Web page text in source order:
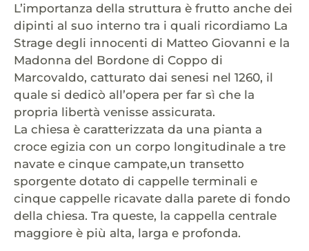
L’importanza della struttura è frutto anche dei
dipinti al suo interno tra i quali ricordiamo La
Strage degli innocenti di Matteo Giovanni e la
Madonna del Bordone di Coppo di
Marcovaldo, catturato dai senesi nel 1260, il
quale si dedicò all’opera per far sì che la
propria libertà venisse assicurata.
La chiesa è caratterizzata da una pianta a
croce egizia con un corpo longitudinale a tre
navate e cinque campate,un transetto
sporgente dotato di cappelle terminali e
cinque cappelle ricavate dalla parete di fondo
della chiesa. Tra queste, la cappella centrale
maggiore è più alta, larga e profonda.